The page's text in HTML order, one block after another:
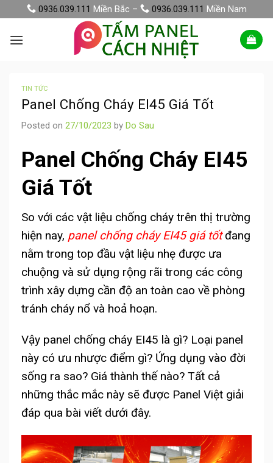
to
content
0936.039.111 Miền Bắc – 0936.039.111 Miền Nam
TIN TỨC
Panel Chống Cháy EI45 Giá Tốt
Posted on 27/10/2023 by Do Sau
Panel Chống Cháy EI45
Giá Tốt
So với các vật liệu chống cháy trên thị trường
hiện nay, panel chống cháy EI45 giá tốtđang
nằm trong top đầu vật liệu nhẹ được ưa
chuộng và sử dụng rộng rãi trong các công
trình xây dựng cần độ an toàn cao về phòng
tránh cháy nổ và hoả hoạn.
Vậy panel chống cháy EI45 là gì? Loại panel
này có ưu nhược điểm gì? Ứng dụng vào đời
sống ra sao? Giá thành thế nào? Tất cả
những thắc mắc này sẽ được Panel Việt giải
đáp qua bài viết dưới đây.